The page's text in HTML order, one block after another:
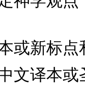
或新标点
文译本或